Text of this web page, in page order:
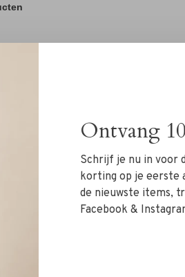
Geen producten
Ontvang
Schrijf je nu in voor
korting op je eerste
de nieuwste items,
Facebook &